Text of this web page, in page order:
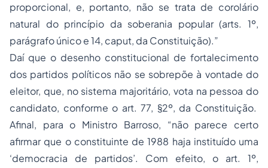
proporcional, e, portanto, não se trata de corolário
natural do princípio da soberania popular (arts. 1º,
parágrafo único e 14, caput, da Constituição).”
Daí que o desenho constitucional de fortalecimento
dos partidos políticos não se sobrepõe à vontade do
eleitor, que, no sistema majoritário, vota na pessoa do
candidato, conforme o art. 77, §2º, da Constituição.
Afinal, para o Ministro Barroso, “não parece certo
afirmar que o constituinte de 1988 haja instituído uma
‘democracia de partidos’. Com efeito, o art. 1º,